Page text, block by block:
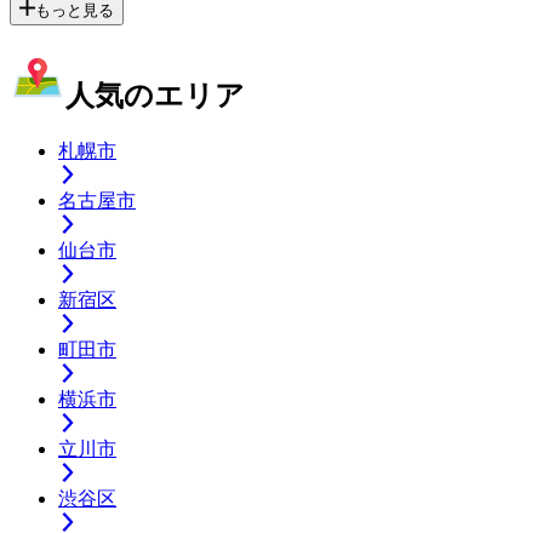
もっと見る
人気のエリア
札幌市
名古屋市
仙台市
新宿区
町田市
横浜市
立川市
渋谷区